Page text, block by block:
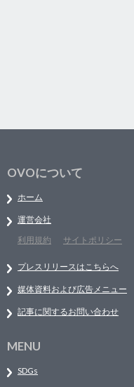
OVOについて
ホーム
運営会社
利用規約
サイトポリシー
プレスリリースはこちらへ
媒体資料および広告メニュー
記事に関するお問い合わせ
MENU
SDGs